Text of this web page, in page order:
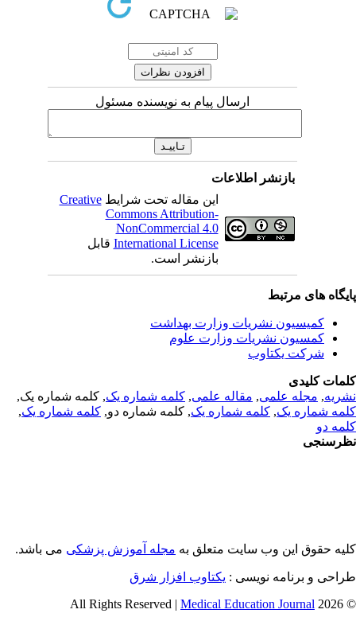
ارسال پیام به نویسنده مسئول
بازنشر اطلاعات
این مقاله تحت شرایطCreative
Commons Attribution-
NonCommercial 4.0
International Licenseقابل
بازنشر است.
های مرتبط
کمیسیون نشریات وزارت بهداشت
کمسیون نشریات وزارت علوم
شرکت یکتاوب
کلیدی
,مجله علمی, مقاله علمی, کلمه شماره یک, کلمه شماره یک,
شماره یک,کلمه شماره یک, کلمه شماره دو,کلمه شماره یک,
دو
حقوق این وب سایت متعلق بهمجله آموزش پزشکیمی باشد.
و برنامه نویسی : یکتاوب افزار شرق
©
Medical Education Journal